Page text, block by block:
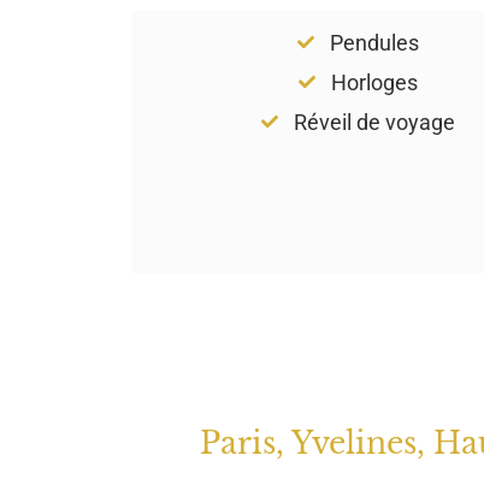
Pendules
Horloges
Réveil de voyage
Paris, Yvelines,